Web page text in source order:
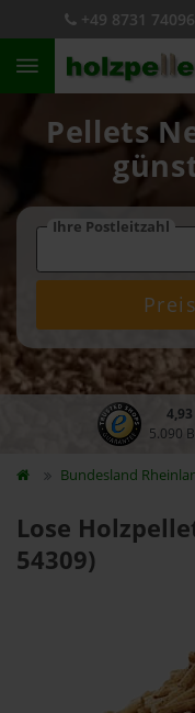
+49 8731
Pellets
Ihre Postleitzahl
5.090
Bundesland
Lose
54309)